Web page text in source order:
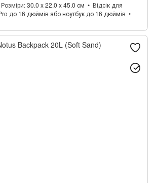
Розміри 30.0 x 22.0 x 45.0 см
Відсік для
до 16 дюймів або ноутбук до 16 дюймів